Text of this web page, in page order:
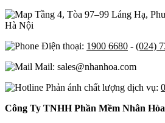
Tầng 4, Tòa 97–99 Láng Hạ,
Hà Nội
Điện thoại: 1900 6680 - (024)
Mail: sales@nhanhoa.com
Phản ánh chất lượng dịch vụ:
Công Ty TNHH Phần Mềm Nhân Hòa